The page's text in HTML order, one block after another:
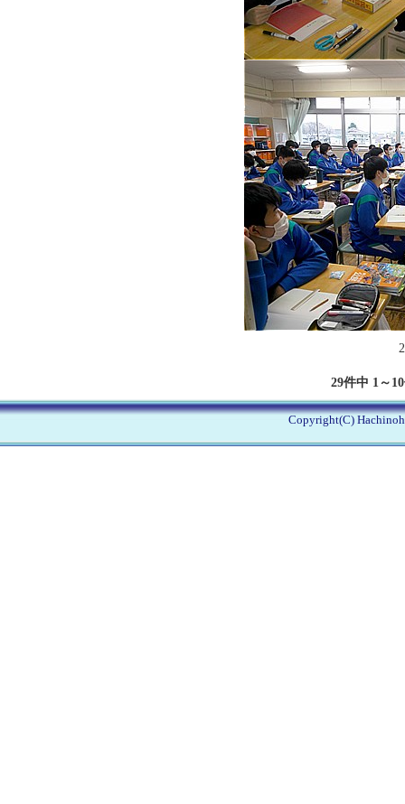
29件中 1～
Copyright(C)